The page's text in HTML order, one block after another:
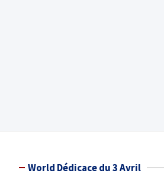
World Dédicace du 3 Avril